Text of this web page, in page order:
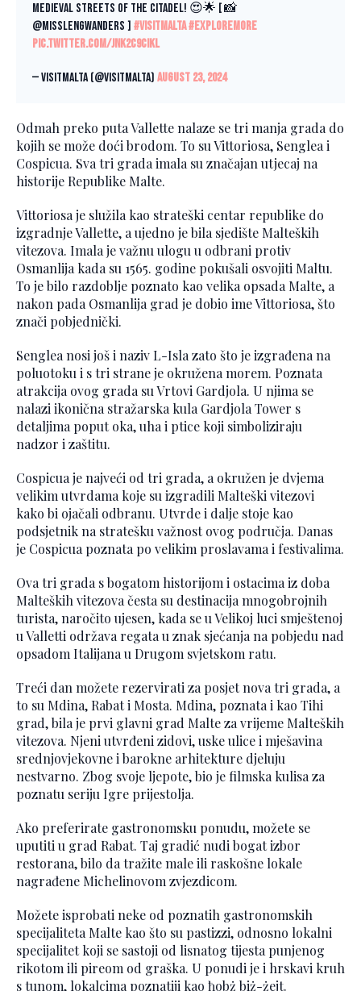
medieval streets of the Citadel! 😍🌟 [ 📸
@misslengwanders ] #VisitMalta#ExploreMore
pic.twitter.com/jnk2c9CIKl
— VisitMalta (@VisitMalta) August 23, 2024
Odmah preko puta Vallette nalaze se tri manja grada do
kojih se može doći brodom. To su Vittoriosa, Senglea i
Cospicua. Sva tri grada imala su značajan utjecaj na
historije Republike Malte.
Vittoriosa je služila kao strateški centar republike do
izgradnje Vallette, a ujedno je bila sjedište Malteških
vitezova. Imala je važnu ulogu u odbrani protiv
Osmanlija kada su 1565. godine pokušali osvojiti Maltu.
To je bilo razdoblje poznato kao velika opsada Malte, a
nakon pada Osmanlija grad je dobio ime Vittoriosa, što
znači pobjednički.
Senglea nosi još i naziv L-Isla zato što je izgrađena na
poluotoku i s tri strane je okružena morem. Poznata
atrakcija ovog grada su Vrtovi Gardjola. U njima se
nalazi ikonična stražarska kula Gardjola Tower s
detaljima poput oka, uha i ptice koji simboliziraju
nadzor i zaštitu.
Cospicua je najveći od tri grada, a okružen je dvjema
velikim utvrdama koje su izgradili Malteški vitezovi
kako bi ojačali odbranu. Utvrde i dalje stoje kao
podsjetnik na stratešku važnost ovog područja. Danas
je Cospicua poznata po velikim proslavama i festivalima.
Ova tri grada s bogatom historijom i ostacima iz doba
Malteških vitezova česta su destinacija mnogobrojnih
turista, naročito ujesen, kada se u Velikoj luci smještenoj
u Valletti održava regata u znak sjećanja na pobjedu nad
opsadom Italijana u Drugom svjetskom ratu.
Treći dan možete rezervirati za posjet nova tri grada, a
to su Mdina, Rabat i Mosta. Mdina, poznata i kao Tihi
grad, bila je prvi glavni grad Malte za vrijeme Malteških
vitezova. Njeni utvrđeni zidovi, uske ulice i mješavina
srednjovjekovne i barokne arhitekture djeluju
nestvarno. Zbog svoje ljepote, bio je filmska kulisa za
poznatu seriju Igre prijestolja.
Ako preferirate gastronomsku ponudu, možete se
uputiti u grad Rabat. Taj gradić nudi bogat izbor
restorana, bilo da tražite male ili raskošne lokale
nagrađene Michelinovom zvjezdicom.
Možete isprobati neke od poznatih gastronomskih
specijaliteta Malte kao što su pastizzi, odnosno lokalni
specijalitet koji se sastoji od lisnatog tijesta punjenog
rikotom ili pireom od graška. U ponudi je i hrskavi kruh
s tunom, lokalcima poznatiji kao ħobż biż-żejt.